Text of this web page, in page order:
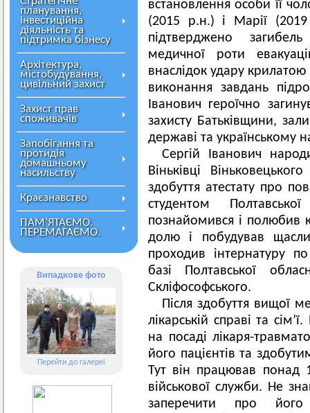
планування,
інвестиційна
діяльність та
підтримка бізнесу
Архітектура,
містобудування,
цивільний захист
Захист прав
споживачів
Запобігання та
протидія
домашньому
насильству
Краєзнавство
ПАМ’ЯТАЄМО.
ПЕРЕМАГАЄМО.
Випадкове фото
Перейти до галереї
встановлення особи її
(2015 р.н.) і Марії
підтверджено
медичної роти
внаслідок удару
виконання завдань
Іванович героїчно
захисту Батьківщини,
державі та українському
Сергій Іванович
Віньківці
здобуття атестату про
студентом
познайомився і полюбив
долю і побудував
проходив інтернатуру
базі Полтавської
Скліфософського.
Після здобуття вищої
лікарській справі та
на посаді лікаря-
його пацієнтів та
Тут він працював понад
військової служби. Не
заперечити про його